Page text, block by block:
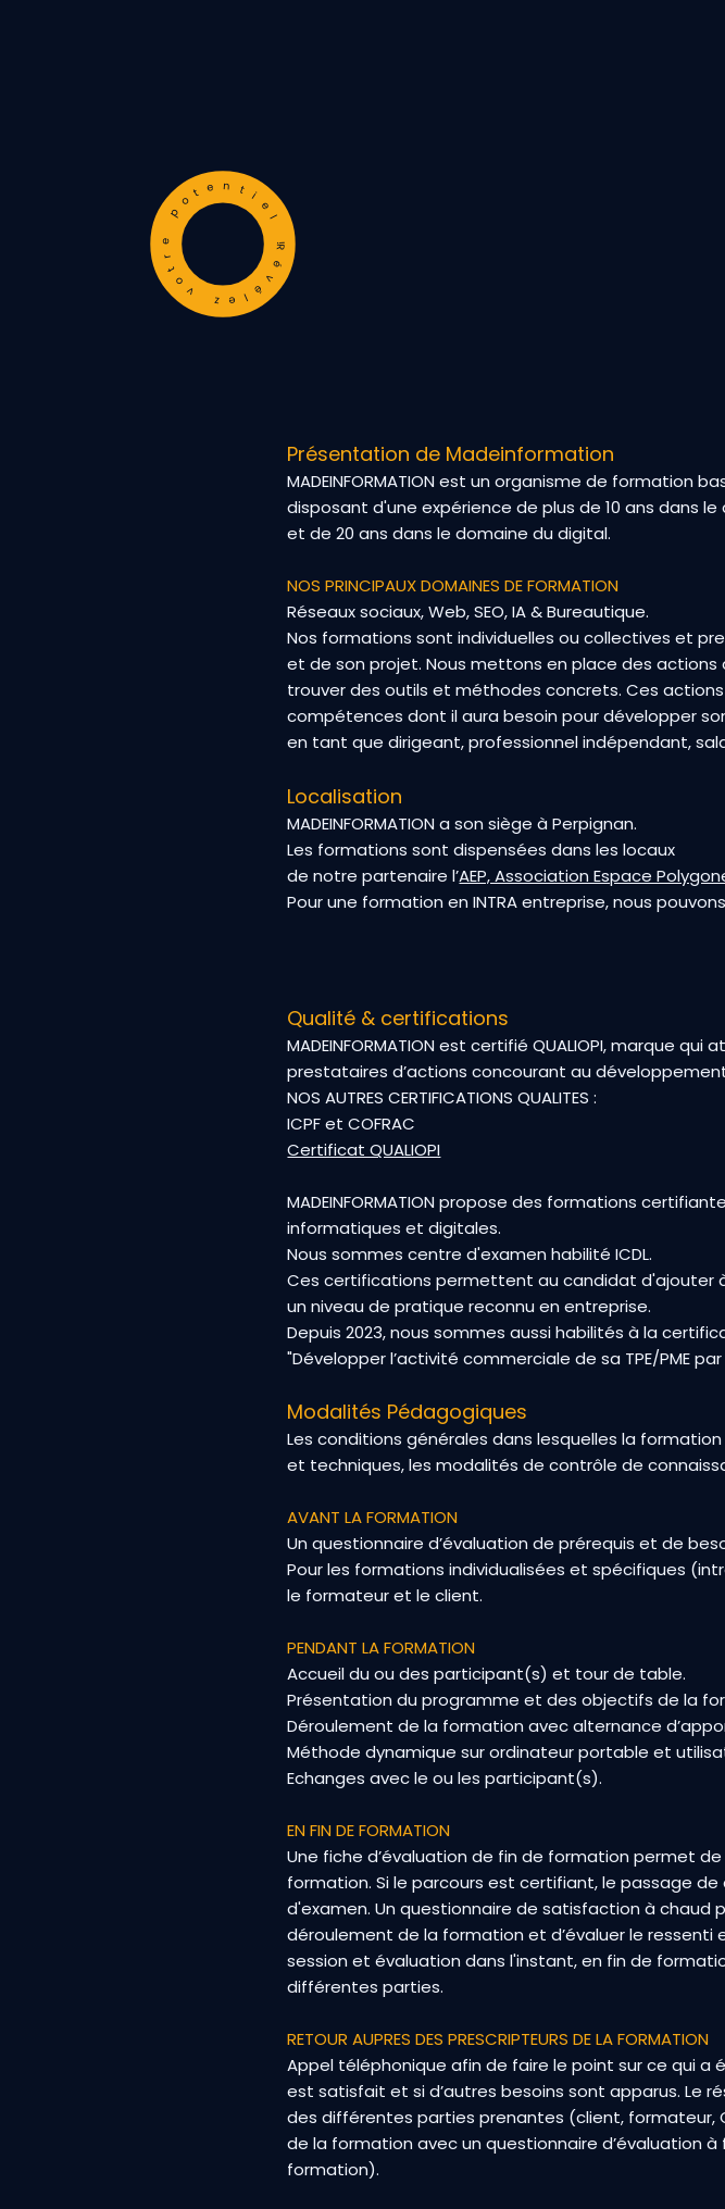
Révélez votre potentiel !
Présentation de Madeinformation
MADEINFORMATION est un organisme de formation
disposant d'une expérience de plus de 10 ans dans
et de 20 ans dans le domaine du digital.
NOS PRINCIPAUX DOMAINES DE FORMATION
Réseaux sociaux, Web, SEO, IA & Bureautique.
Nos formations sont individuelles ou collectives et
et de son projet.​ Nous mettons en place des
trouver des outils et méthodes concrets. Ces
compétences dont il aura besoin pour développer
en tant que dirigeant, professionnel indépendant,
Localisation
MADEINFORMATION a son siège à Perpignan.
Les formations sont dispensées dans les locaux
de notre partenaire l’AEP, Association Espace
Pour une formation en INTRA entreprise, nous
Qualité & certifications
MADEINFORMATION est certifié QUALIOPI, marque
prestataires d’actions concourant au
NOS AUTRES CERTIFICATIONS QUALITES :
ICPF et COFRAC
Certificat QUALIOPI
MADEINFORMATION propose des formations
informatiques et digitales.
Nous sommes centre d'examen habilité ICDL.
Ces certifications permettent au candidat d'ajouter
un niveau de pratique reconnu en entreprise.
Depuis 2023, nous sommes aussi habilités à la
"Développer l’activité commerciale de sa TPE/PME
Modalités Pédagogiques
Les conditions générales dans lesquelles la
et techniques, les modalités de contrôle de
AVANT LA FORMATION
Un questionnaire d’évaluation de prérequis et de
Pour les formations individualisées et spécifiques
le formateur et le client.
PENDANT LA FORMATION
Accueil du ou des participant(s) et tour de table.
Présentation du programme et des objectifs de la
Déroulement de la formation avec alternance
Méthode dynamique sur ordinateur portable et
Echanges avec le ou les participant(s).
EN FIN DE FORMATION
Une fiche d’évaluation de fin de formation permet
formation. Si le parcours est certifiant, le passage
d'examen. Un questionnaire de satisfaction à chaud
déroulement de la formation et d’évaluer le
session et évaluation dans l'instant, en fin de
différentes parties.
RETOUR AUPRES DES PRESCRIPTEURS DE LA FORMATION
Appel téléphonique afin de faire le point sur ce qui a
est satisfait et si d’autres besoins sont apparus. Le
des différentes parties prenantes (client, formateur,
de la formation avec un questionnaire d’évaluation
formation).